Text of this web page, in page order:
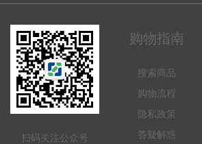
扫码关注公众号
购物指南
搜索商品
购物流程
隐私政策
答疑解惑